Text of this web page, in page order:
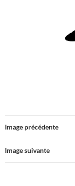
Image précédente
Image suivante